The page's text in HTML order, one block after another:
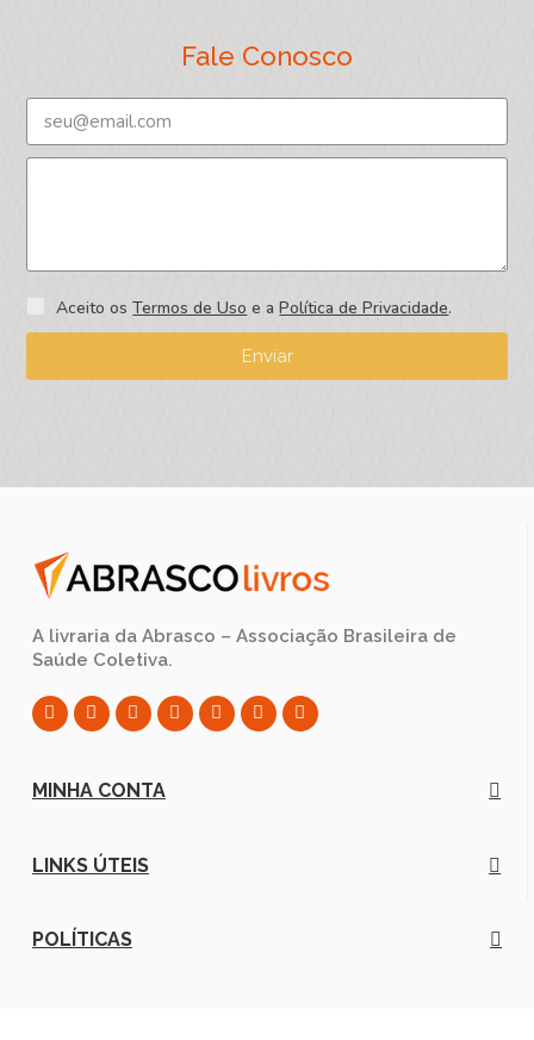
Fale Conosco
Aceito osTermos de Uso e aPolítica de Privacidade.
Enviar
A livraria da Abrasco – Associação Brasileira de
Saúde Coletiva.
MINHA CONTA
LINKS ÚTEIS
POLÍTICAS